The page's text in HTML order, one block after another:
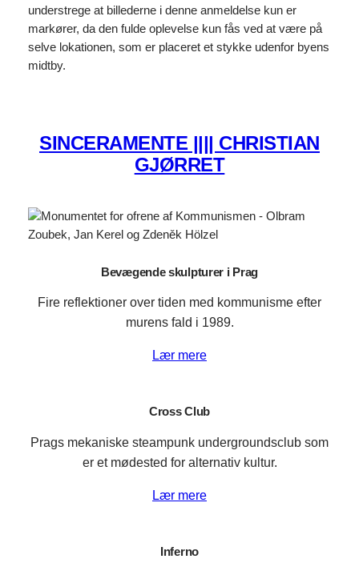
understrege at billederne i denne anmeldelse kun er
markører, da den fulde oplevelse kun fås ved at være på
selve lokationen, som er placeret et stykke udenfor byens
midtby.
SINCERAMENTE |||| CHRISTIAN
GJØRRET
Bevægende skulpturer i Prag
Fire reflektioner over tiden med kommunisme efter
murens fald i 1989.
Lær mere
Cross Club
Prags mekaniske steampunk undergroundsclub som
er et mødested for alternativ kultur.
Lær mere
Inferno